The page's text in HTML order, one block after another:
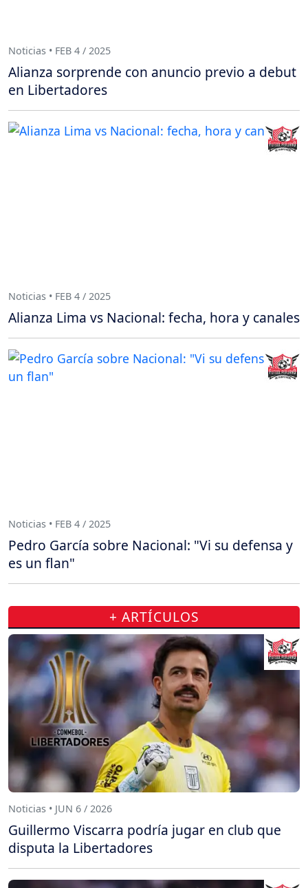
Noticias • FEB 4 / 2025
Alianza sorprende con anuncio previo a debut
en Libertadores
Noticias • FEB 4 / 2025
Alianza Lima vs Nacional: fecha, hora y canales
Noticias • FEB 4 / 2025
Pedro García sobre Nacional: "Vi su defensa y
es un flan"
+ ARTÍCULOS
Noticias • JUN 6 / 2026
Guillermo Viscarra podría jugar en club que
disputa la Libertadores